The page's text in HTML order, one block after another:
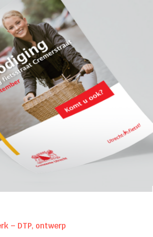
– DTP, ontwerp